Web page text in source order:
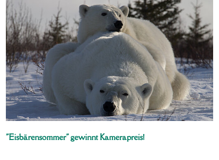
"Eisbärensommer" gewinnt Kamerapreis!